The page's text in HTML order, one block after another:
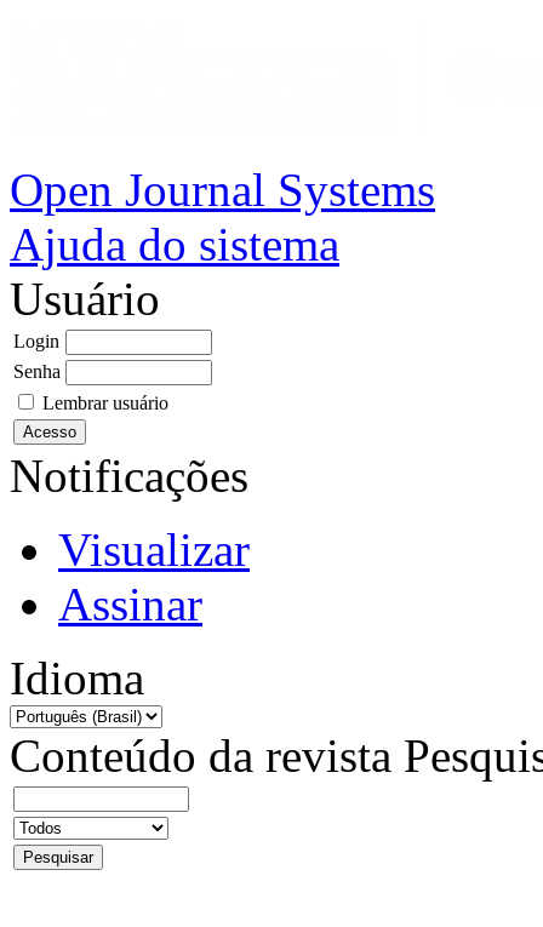
Open Journal Systems
Ajuda do sistema
Usuário
Login
Senha
Lembrar usuário
Notificações
Visualizar
Assinar
Idioma
Conteúdo da revista